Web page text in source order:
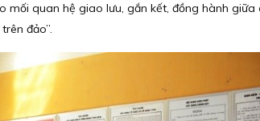
mối quan hệ giao lưu, gắn kết, đồng hành giữa
đảo”.